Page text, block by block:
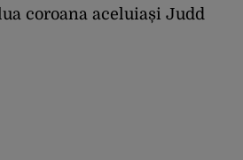
coroana aceluiași Judd